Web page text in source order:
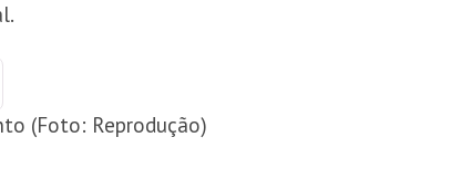
(Foto: Reprodução)